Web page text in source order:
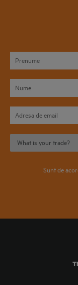
Sunt de